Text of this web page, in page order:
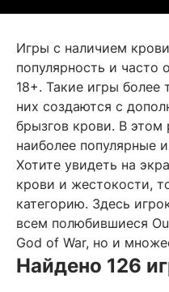
Игры с наличием
популярность и часто
18+. Такие игры более
них создаются с
брызгов крови. В этом
наиболее популярные
Хотите увидеть на
крови и жестокости,
категорию. Здесь
всем полюбившиеся
God of War, но и
Найдено 126